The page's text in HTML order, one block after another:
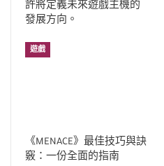
許將定義未來遊戲主機的
發展方向。
遊戲
《MENACE》最佳技巧與訣
竅：一份全面的指南